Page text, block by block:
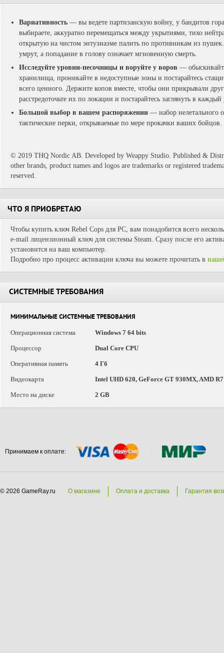
Вариативность — вы ведете партизанскую войну, у бандитов
выбираете, аккуратно перемещаться между укрытиями, тихо
открытую на чистом энтузиазме палить по противникам из
умрут, а попадание в голову означает мгновенную смерть.
Исследуйте уровни-песочницы и воруйте у воров —
хранилища, проникайте в недоступные зоны и постарайтесь
всего ценного. Держите копов вместе, чтобы они прикрывали
расстредоточьте их по локации и постарайтесь заглянуть в каждый
Большой выбор в вашем распоряжении — набор нелетального
тактические перки, открываемые по мере прокачки ваших бойцов.
© 2019 THQ Nordic AB. Developed by Weappy Studio. Published &
other brands, product names and logos are trademarks or registered
reserved.
ЧТО Я ПРИОБРЕТАЮ
Чтобы купить ключ Rebel Cops для PC, вам понадобится всего
e-mail лицензионный ключ для системы Steam. Сразу после его
установится на ваш компьютер.
Подробно про процесс активации ключа вы можете прочитать в
СИСТЕМНЫЕ ТРЕБОВАНИЯ
МИНИМАЛЬНЫЕ СИСТЕМНЫЕ ТРЕБОВАНИЯ
Операционная система
Windows 7 64 bits
Процессор Dual Core CPU
Оперативная память 4 Гб
Видеокарта Intel UHD 620, GeForce GT 930MX, AMD
Место на диске 2 GB
Принимаем к оплате:
© 2026 GameRay.ru О магазине Оплата и доставка Гарантия